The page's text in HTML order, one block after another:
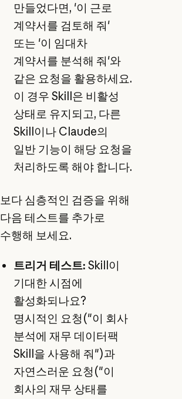
만들었다면, '이 근로
계약서를 검토해 줘'
또는 '이 임대차
계약서를 분석해 줘'와
같은 요청을 활용하세요.
이 경우 Skill은 비활성
상태로 유지되고, 다른
Skill이나 Claude의
일반 기능이 해당 요청을
처리하도록 해야 합니다.
보다 심층적인 검증을 위해
다음 테스트를 추가로
수행해 보세요.
트리거 테스트: Skill이
기대한 시점에
활성화되나요?
명시적인 요청("이 회사
분석에 재무 데이터팩
Skill을 사용해 줘")과
자연스러운 요청("이
회사의 재무 상태를